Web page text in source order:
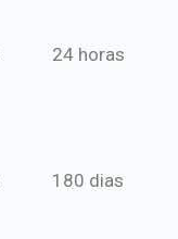
24 horas
180 dias